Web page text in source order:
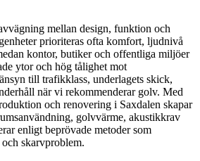
mellan design, funktion och
prioriteras ofta komfort, ljudnivå
kontor, butiker och offentliga miljöer
ytor och hög tålighet mot
till trafikklass, underlagets skick,
när vi rekommenderar golv. Med
och renovering i Saxdalen skapar
golvvärme, akustikkrav
enligt beprövade metoder som
skarvproblem.